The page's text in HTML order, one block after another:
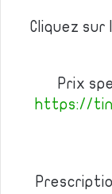
Cliquez
Prix
https://